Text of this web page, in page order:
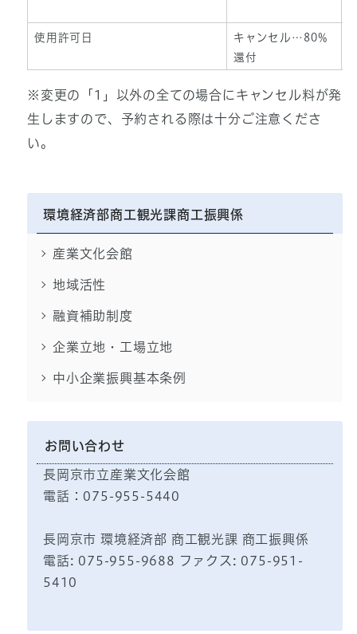
使用許可日
キャンセル…80％
還付
※変更の「1」以外の全ての場合にキャンセル料が発
生しますので、予約される際は十分ご注意くださ
い。
環境経済部商工観光課商工振興係
産業文化会館
地域活性
融資補助制度
企業立地・工場立地
中小企業振興基本条例
お問い合わせ
長岡京市立産業文化会館
電話：075-955-5440
長岡京市 環境経済部 商工観光課 商工振興係
電話: 075-955-9688 ファクス: 075-951-
5410